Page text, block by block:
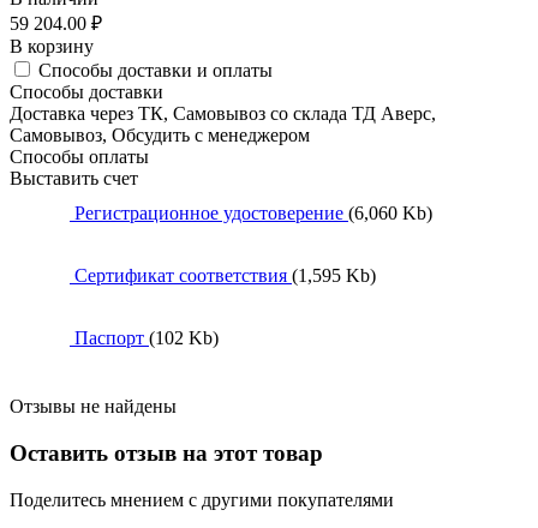
59 204.00 ₽
В корзину
Способы доставки и оплаты
Способы доставки
Доставка через ТК, Самовывоз со склада ТД Аверс,
Самовывоз, Обсудить с менеджером
Способы оплаты
Выставить счет
Регистрационное удостоверение (6,060 Kb)
Сертификат соответствия (1,595 Kb)
Паспорт (102 Kb)
Отзывы не найдены
Оставить отзыв на этот товар
Поделитесь мнением с другими покупателями